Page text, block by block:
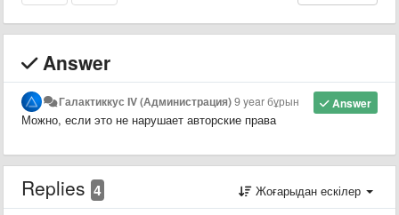
Answer
Answer
Галактиккус IV (Администрация)9 year бұрын
Можно, если это не нарушает авторские права
Replies 4 Жоғарыдан ескілер